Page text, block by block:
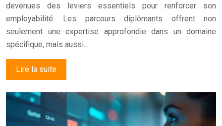
devenues des leviers essentiels pour renforcer son
employabilité. Les parcours diplômants offrent non
seulement une expertise approfondie dans un domaine
spécifique, mais aussi…
Lire la suite